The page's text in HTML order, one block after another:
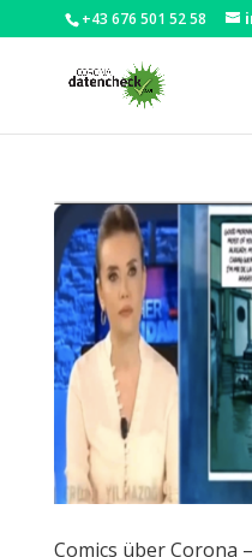
+43 676 501 52 58
Comics über Corona